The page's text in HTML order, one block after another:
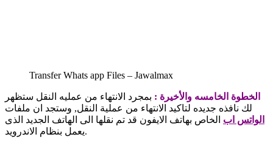
Transfer Whats app Files – Jawalmax
الخطوة الخامسه والأخيرة : بمجرد الانتهاء من عمليه النقل ستظهر
لك نافذه جديده لتاكيد الانتهاء من عملية النقل, وستجد ان ملفات
الواتس اب الخاص بهاتف الايفون قد تم نقلها الى الهاتف الجديد الذى
يعمل بنظام الاندرويد.